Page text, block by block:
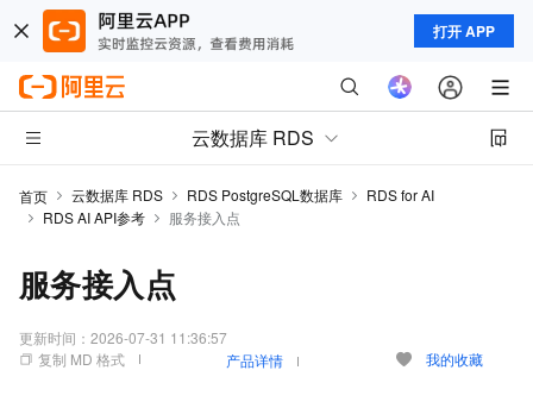
打开 APP
云数据库 RDS
首页 云数据库 RDS RDS PostgreSQL数据库
RDS for AI
RDS AI API参考
服务接入点
服务接入点
更新时间： 2026-07-31 11:36:57
复制 MD 格式
产品详情 我的收藏